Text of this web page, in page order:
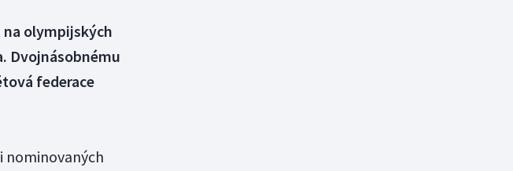
olympijských
Dvojnásobnému
federace
nominovaných